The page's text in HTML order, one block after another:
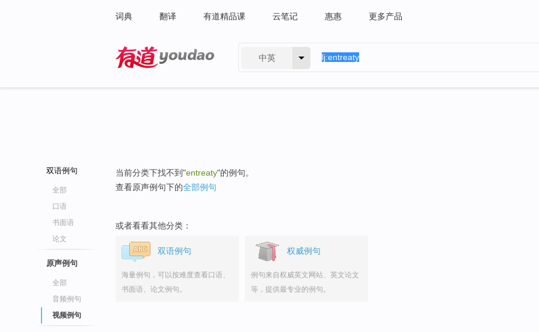
词典 翻译 有道精品课 云笔记 惠惠 更多产品
中英
双语例句
全部
口语
书面语
论文
原声例句
全部
音频例句
视频例句
当前分类下找不到"entreaty"的例句。
查看原声例句下的全部例句
或者看看其他分类：
双语例句
海量例句，可以按难度查看口语、
书面语、论文例句。
权威例句
例句来自权威英文网站、英文论文
等，提供最专业的例句。